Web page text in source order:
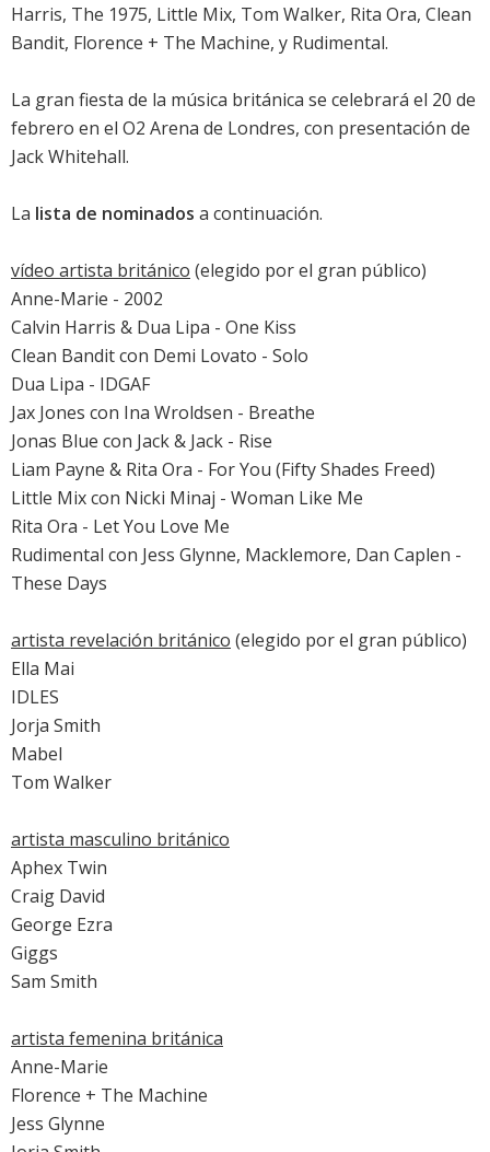
Harris, The 1975, Little Mix, Tom Walker, Rita Ora, Clean
Bandit, Florence + The Machine, y Rudimental.
La gran fiesta de la música británica se celebrará el 20 de
febrero en el O2 Arena de Londres, con presentación de
Jack Whitehall.
La lista de nominados a continuación.
vídeo artista británico (elegido por el gran público)
Anne-Marie - 2002
Calvin Harris & Dua Lipa - One Kiss
Clean Bandit con Demi Lovato - Solo
Dua Lipa - IDGAF
Jax Jones con Ina Wroldsen - Breathe
Jonas Blue con Jack & Jack - Rise
Liam Payne & Rita Ora - For You (Fifty Shades Freed)
Little Mix con Nicki Minaj - Woman Like Me
Rita Ora - Let You Love Me
Rudimental con Jess Glynne, Macklemore, Dan Caplen -
These Days
artista revelación británico (elegido por el gran público)
Ella Mai
IDLES
Jorja Smith
Mabel
Tom Walker
artista masculino británico
Aphex Twin
Craig David
George Ezra
Giggs
Sam Smith
artista femenina británica
Anne-Marie
Florence + The Machine
Jess Glynne